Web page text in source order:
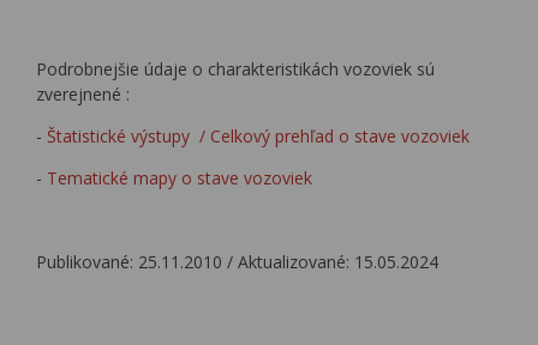
Podrobnejšie údaje o charakteristikách vozoviek sú
zverejnené :
- Štatistické výstupy / Celkový prehľad o stave vozoviek
- Tematické mapy o stave vozoviek
Publikované: 25.11.2010 / Aktualizované: 15.05.2024